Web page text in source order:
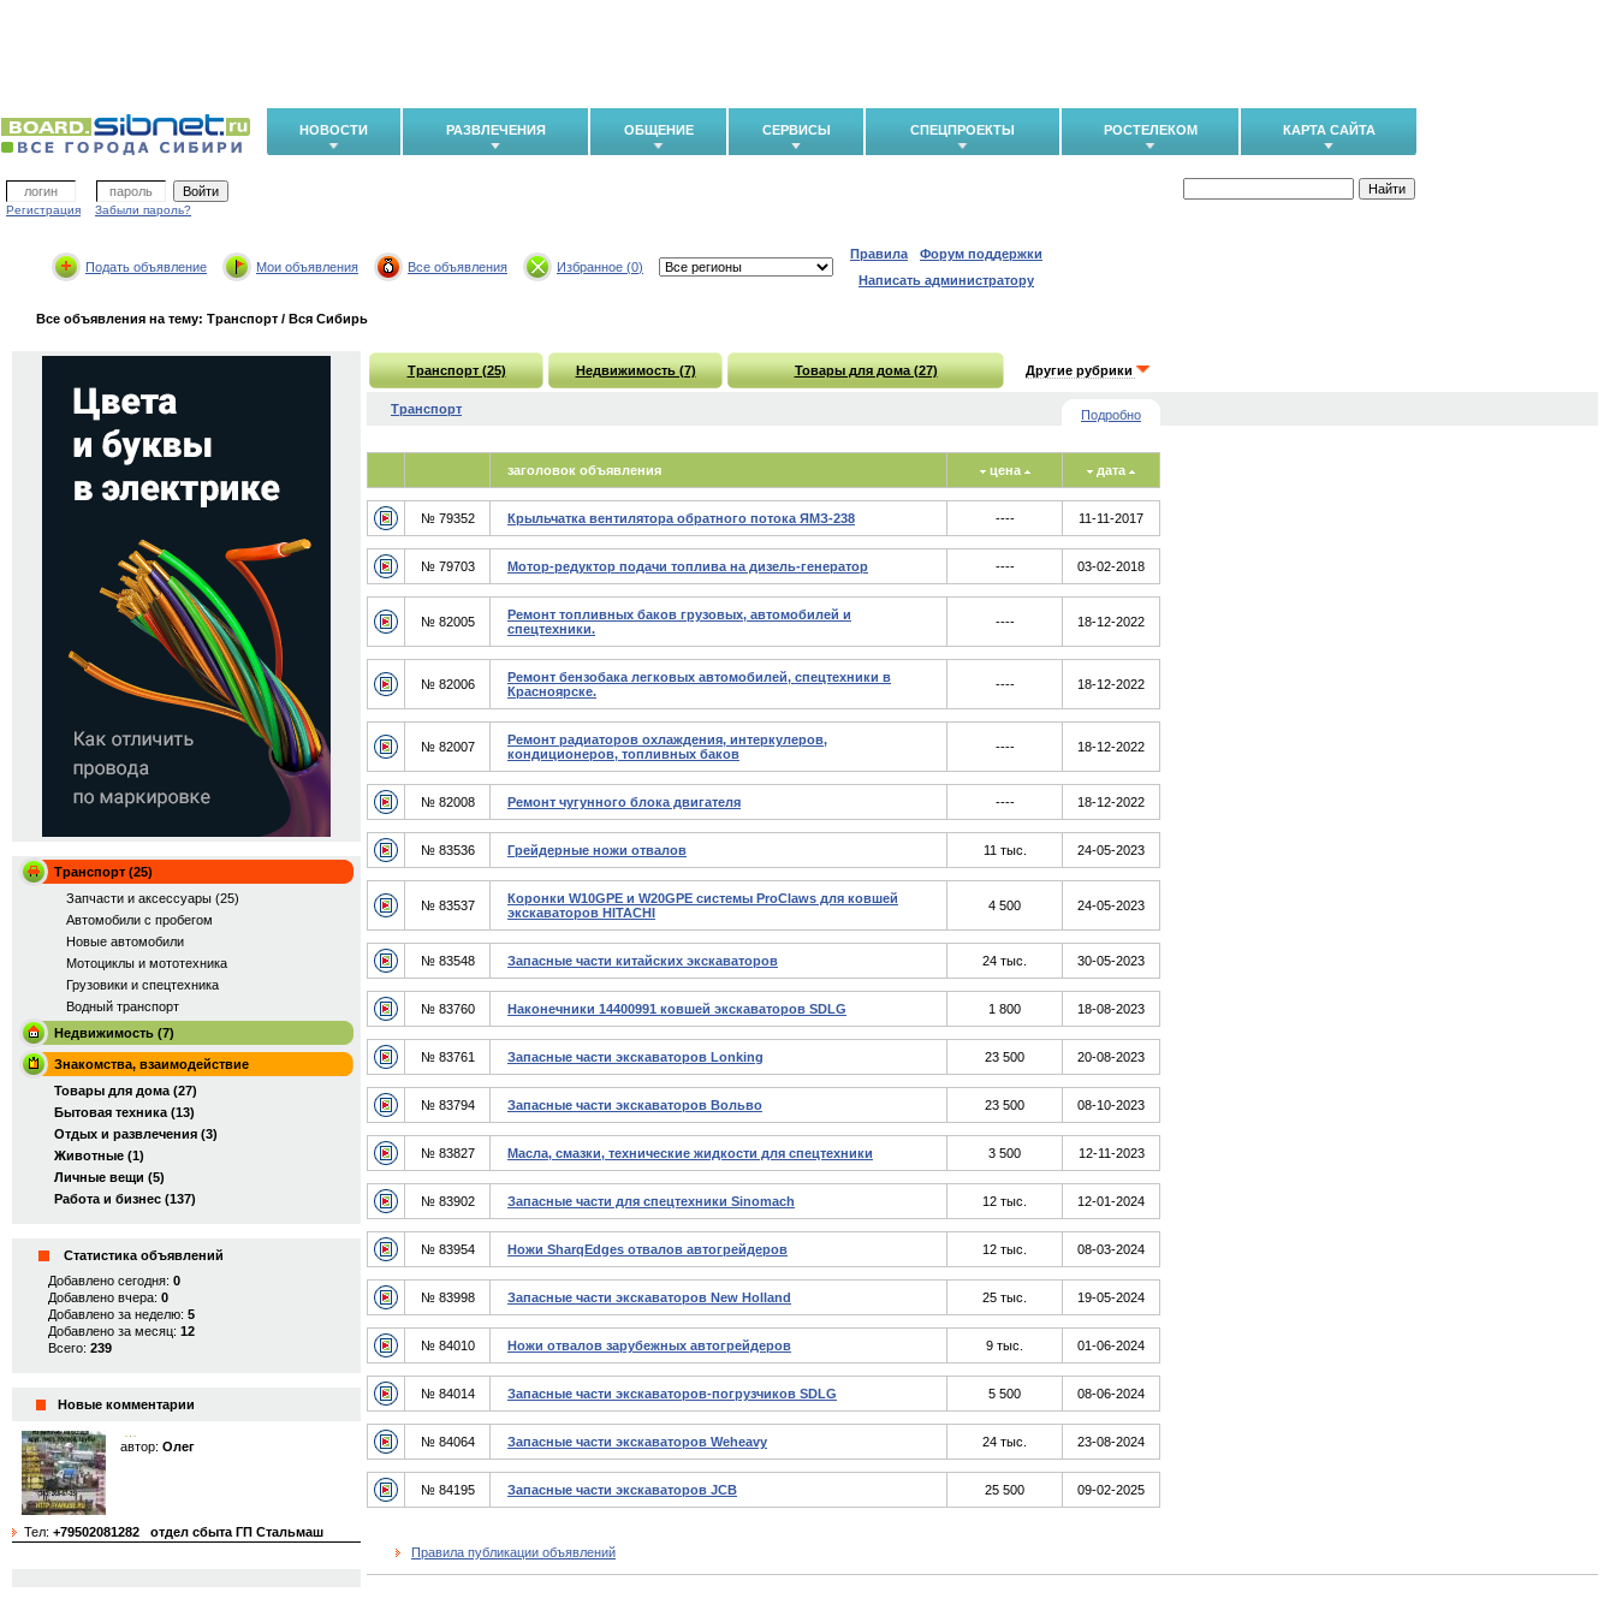
НОВОСТИ РАЗВЛЕЧЕНИЯ ОБЩЕНИЕ СЕРВИСЫ СПЕЦПРОЕКТЫ РОСТЕЛЕКОМ КАРТА САЙТА
Регистрация Забыли пароль?
Подать объявление Мои объявления Все объявления Избранное (0)
Правила
Форум поддержки
Написать администратору
Все объявления на тему: Транспорт / Вся Сибирь
Транспорт (25)
Запчасти и аксессуары (25)
Автомобили с пробегом
Новые автомобили
Мотоциклы и мототехника
Грузовики и спецтехника
Водный транспорт
Недвижимость (7)
Знакомства, взаимодействие
Товары для дома (27)
Бытовая техника (13)
Отдых и развлечения (3)
Животные (1)
Личные вещи (5)
Работа и бизнес (137)
Статистика объявлений
Добавлено сегодня: 0
Добавлено вчера: 0
Добавлено за неделю: 5
Добавлено за месяц: 12
Всего: 239
Новые комментарии
автор: Олег
Тел: +79502081282 отдел сбыта ГП Стальмаш
Транспорт (25) Недвижимость (7) Товары для дома (27) Другие рубрики
Транспорт Подробно
заголовок объявления цена дата
№ 79352 Крыльчатка вентилятора обратного потока ЯМЗ-238 ---- 11-11-2017
№ 79703 Мотор-редуктор подачи топлива на дизель-генератор ---- 03-02-2018
№ 82005
Ремонт топливных баков грузовых, автомобилей и
спецтехники.
---- 18-12-2022
№ 82006
Ремонт бензобака легковых автомобилей, спецтехники в
Красноярске.
---- 18-12-2022
№ 82007
Ремонт радиаторов охлаждения, интеркулеров,
кондиционеров, топливных баков
---- 18-12-2022
№ 82008 Ремонт чугунного блока двигателя ---- 18-12-2022
№ 83536 Грейдерные ножи отвалов 11 тыс. 24-05-2023
№ 83537
Коронки W10GPE и W20GPE системы ProClaws для ковшей
экскаваторов HITACHI
4 500 24-05-2023
№ 83548 Запасные части китайских экскаваторов 24 тыс. 30-05-2023
№ 83760 Наконечники 14400991 ковшей экскаваторов SDLG 1 800 18-08-2023
№ 83761 Запасные части экскаваторов Lonking 23 500 20-08-2023
№ 83794 Запасные части экскаваторов Вольво 23 500 08-10-2023
№ 83827 Масла, смазки, технические жидкости для спецтехники 3 500 12-11-2023
№ 83902 Запасные части для спецтехники Sinomach 12 тыс. 12-01-2024
№ 83954 Ножи SharqEdges отвалов автогрейдеров 12 тыс. 08-03-2024
№ 83998 Запасные части экскаваторов New Holland 25 тыс. 19-05-2024
№ 84010 Ножи отвалов зарубежных автогрейдеров 9 тыс. 01-06-2024
№ 84014 Запасные части экскаваторов-погрузчиков SDLG 5 500 08-06-2024
№ 84064 Запасные части экскаваторов Weheavy 24 тыс. 23-08-2024
№ 84195 Запасные части экскаваторов JCB 25 500 09-02-2025
Правила публикации объявлений